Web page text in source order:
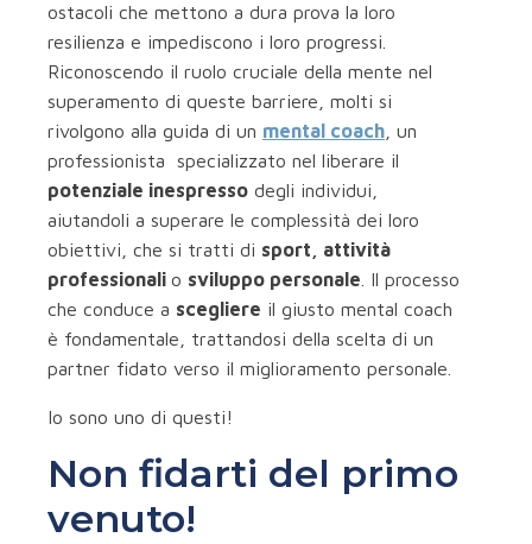
ostacoli che mettono a dura prova la loro
resilienza e impediscono i loro progressi.
Riconoscendo il ruolo cruciale della mente nel
superamento di queste barriere, molti si
rivolgono alla guida di un mental coach , un
professionista specializzato nel liberare il
potenziale inespresso degli individui,
aiutandoli a superare le complessità dei loro
obiettivi, che si tratti di sport, attività
professionali o sviluppo personale . Il processo
che conduce a scegliere il giusto mental coach
è fondamentale, trattandosi della scelta di un
partner fidato verso il miglioramento personale.
Io sono uno di questi!
Non fidarti del primo
venuto!